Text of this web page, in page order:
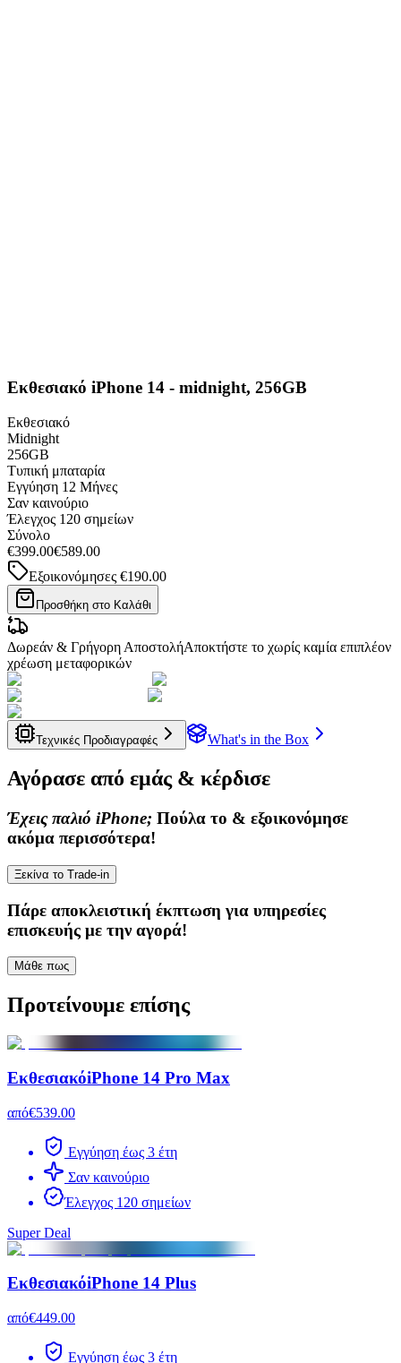
Εκθεσιακό iPhone 14 - midnight, 256GB
Εκθεσιακό
Midnight
256GB
Τυπική μπαταρία
Εγγύηση 12 Μήνες
Σαν καινούριο
Έλεγχος 120 σημείων
Σύνολο
€399.00€589.00
Εξοικονόμησες €190.00
Προσθήκη στο Καλάθι
Δωρεάν & Γρήγορη ΑποστολήΑποκτήστε το χωρίς καμία επιπλέον
χρέωση μεταφορικών
Τεχνικές Προδιαγραφές What's in the Box
Αγόρασε από εμάς & κέρδισε
Έχεις παλιό iPhone; Πούλα το & εξοικονόμησε
ακόμα περισσότερα!
Ξεκίνα το Trade-in
Πάρε αποκλειστική έκπτωση για υπηρεσίες
επισκευής με την αγορά!
Μάθε πως
Προτείνουμε επίσης
ΕκθεσιακόiPhone 14 Pro Max
από€539.00
Εγγύηση έως 3 έτη
Σαν καινούριο
Έλεγχος 120 σημείων
Super Deal
ΕκθεσιακόiPhone 14 Plus
από€449.00
Εγγύηση έως 3 έτη